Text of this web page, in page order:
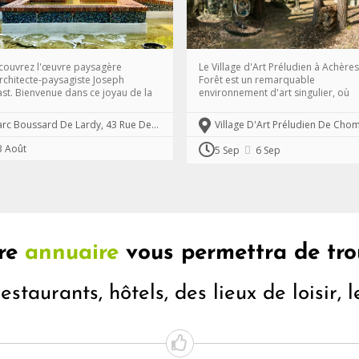
l'œuvre paysagère
paysagiste Joseph
Bienvenue dans ce joyau de la
de l’histoire des jardins ! Le
été entièrement restauré en 2022.
rue de Verdun. Gratuit.
Parc Boussard De Lardy, 43 Rue De Verdun, 91510 Lardy
Août
Le Village d'Art Préludien à
Forêt est un remarquable
environnement d'art singulier, où
(1907-1999), a vécu et créé seul,
plus de 40 ans. Il est constitué de sa
propre maison et de trois
sculptures : le Refuge, l'Église des
5 Sep 6Sep
annuaire vous permettra de
hôtels, des lieux de loisir,